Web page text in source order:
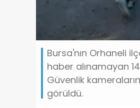
Bursa'nın Orhaneli
haber alınamayan
Güvenlik
görüldü.